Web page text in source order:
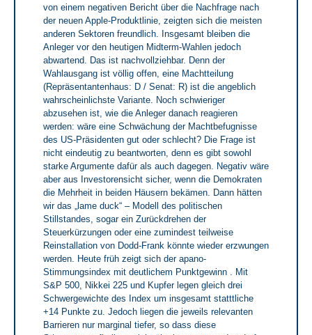
von einem negativen Bericht über die Nachfrage nach
der neuen Apple-Produktlinie, zeigten sich die meisten
anderen Sektoren freundlich. Insgesamt bleiben die
Anleger vor den heutigen Midterm-Wahlen jedoch
abwartend. Das ist nachvollziehbar. Denn der
Wahlausgang ist völlig offen, eine Machtteilung
(Repräsentantenhaus: D / Senat: R) ist die angeblich
wahrscheinlichste Variante. Noch schwieriger
abzusehen ist, wie die Anleger danach reagieren
werden: wäre eine Schwächung der Machtbefugnisse
des US-Präsidenten gut oder schlecht? Die Frage ist
nicht eindeutig zu beantworten, denn es gibt sowohl
starke Argumente dafür als auch dagegen. Negativ wäre
aber aus Investorensicht sicher, wenn die Demokraten
die Mehrheit in beiden Häusern bekämen. Dann hätten
wir das „lame duck“ – Modell des politischen
Stillstandes, sogar ein Zurückdrehen der
Steuerkürzungen oder eine zumindest teilweise
Reinstallation von Dodd-Frank könnte wieder erzwungen
werden. Heute früh zeigt sich der apano-
Stimmungsindex mit deutlichem Punktgewinn . Mit
S&P 500, Nikkei 225 und Kupfer legen gleich drei
Schwergewichte des Index um insgesamt statttliche
+14 Punkte zu. Jedoch liegen die jeweils relevanten
Barrieren nur marginal tiefer, so dass diese